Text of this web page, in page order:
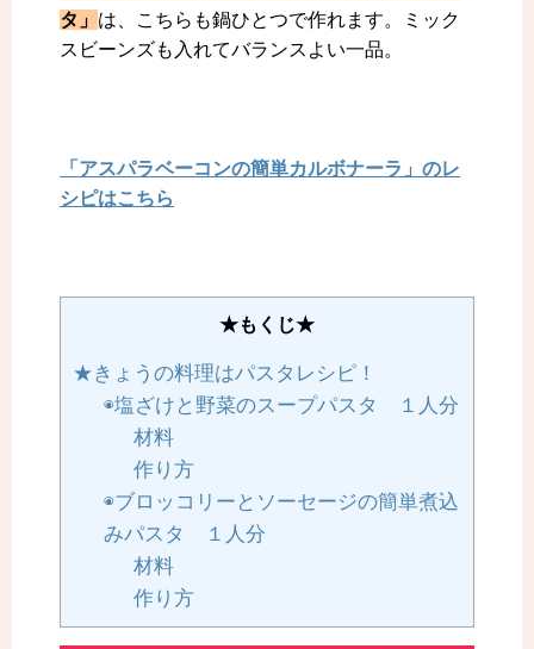
タ」 は、こちらも鍋ひとつで作れます。ミック
スビーンズも入れてバランスよい一品。
「アスパラベーコンの簡単カルボナーラ」のレ
シピはこちら
★もくじ★
★きょうの料理はパスタレシピ！
◉塩ざけと野菜のスープパスタ １人分
材料
作り方
◉ブロッコリーとソーセージの簡単煮込
みパスタ １人分
材料
作り方